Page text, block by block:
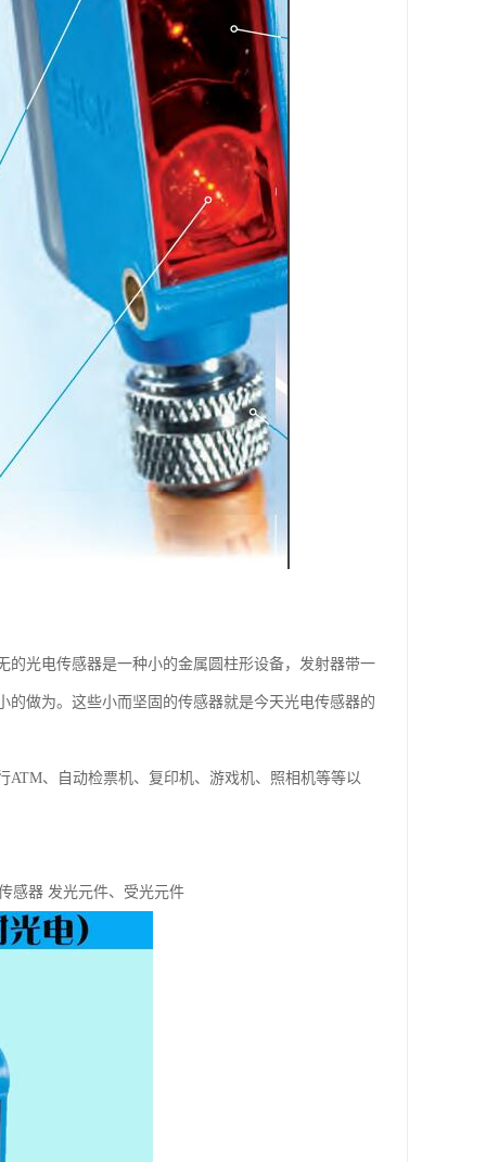
光电传感器是一种小的金属圆柱形设备，发射器带一
做为。这些小而坚固的传感器就是今天光电传感器的
、自动检票机、复印机、游戏机、照相机等等以
感器 发光元件、受光元件